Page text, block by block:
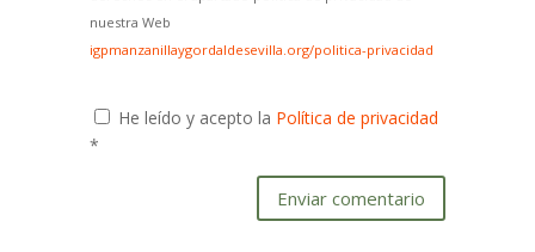
nuestra Web
igpmanzanillaygordaldesevilla.org/politica-privacidad
He leído y acepto la Política de privacidad
*
Enviar comentario